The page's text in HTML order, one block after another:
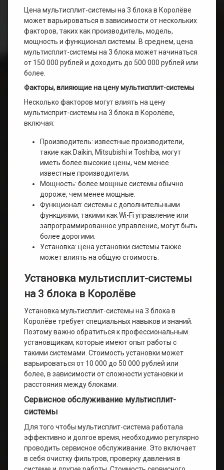
Цена мультисплит-системы на 3 блока в Королёве
может варьироваться в зависимости от нескольких
факторов, таких как производитель, модель,
мощность и функционал системы. В среднем, цена
мультисплит-системы на 3 блока может начинаться
от 150 000 рублей и доходить до 500 000 рублей или
более.
Факторы, влияющие на цену мультисплит-системы
Несколько факторов могут влиять на цену
мультисприт-системы на 3 блока в Королёве,
включая:
Производитель: известные производители,
такие как Daikin, Mitsubishi и Toshiba, могут
иметь более высокие цены, чем менее
известные производители;
Мощность: более мощные системы обычно
дороже, чем менее мощные.
Функционал: системы с дополнительными
функциями, такими как Wi-Fi управление или
запрограммированное управление, могут быть
более дорогими.
Установка: цена установки системы также
может влиять на общую стоимость.
Установка мультисплит-системы
на 3 блока в Королёве
Установка мультисплит-системы на 3 блока в
Королёве требует специальных навыков и знаний.
Поэтому важно обратиться к профессиональным
установщикам, которые имеют опыт работы с
такими системами. Стоимость установки может
варьироваться от 10 000 до 50 000 рублей или
более, в зависимости от сложности установки и
расстояния между блоками.
Сервисное обслуживание мультисплит-
системы
Для того чтобы мультисплит-система работала
эффективно и долгое время, необходимо регулярно
проводить сервисное обслуживание. Это включает
в себя очистку фильтров, проверку давления в